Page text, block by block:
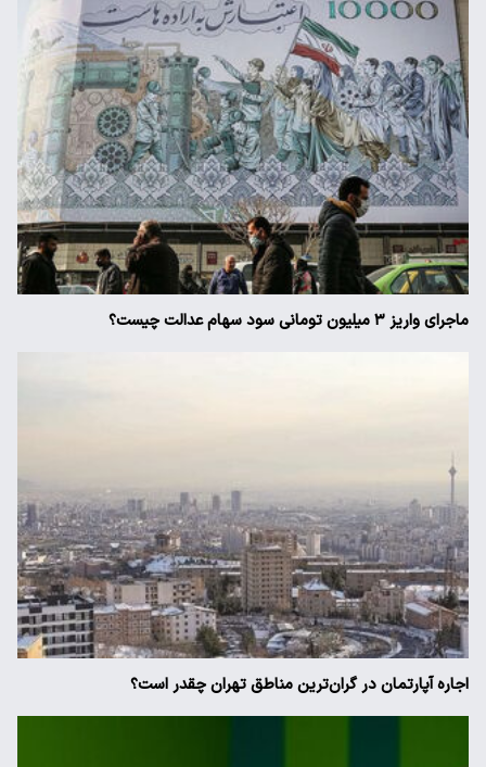
ماجرای واریز ۳ میلیون تومانی سود سهام عدالت چیست؟
اجاره آپارتمان در گران‌ترین مناطق تهران چقدر است؟